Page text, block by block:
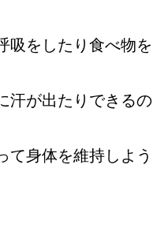
吸をしたり食べ物を
汗が出たりできるの
て身体を維持し よう